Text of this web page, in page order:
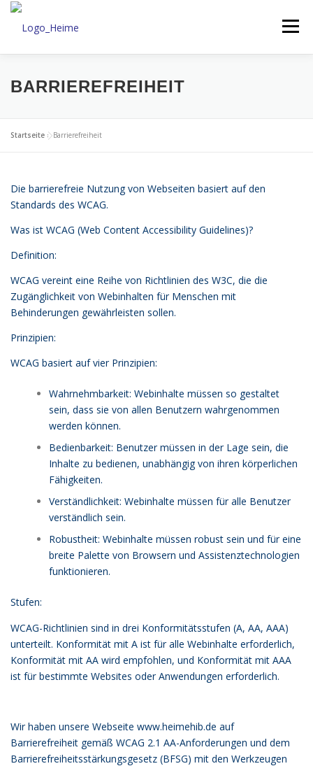
springen
Zum
Inhalt
Menü
UNTERNEHMEN LEISTUNGEN
INFORMATIONEN
BARRIEREFREIHEIT
Startseite »Barrierefreiheit
Die barrierefreie Nutzung von Webseiten basiert auf den
Standards des WCAG.
Was ist WCAG (Web Content Accessibility Guidelines)?
Definition:
WCAG vereint eine Reihe von Richtlinien des W3C, die die
Zugänglichkeit von Webinhalten für Menschen mit
Behinderungen gewährleisten sollen.
Prinzipien:
WCAG basiert auf vier Prinzipien:
Wahrnehmbarkeit: Webinhalte müssen so gestaltet
sein, dass sie von allen Benutzern wahrgenommen
werden können.
Bedienbarkeit: Benutzer müssen in der Lage sein, die
Inhalte zu bedienen, unabhängig von ihren körperlichen
Fähigkeiten.
Verständlichkeit: Webinhalte müssen für alle Benutzer
verständlich sein.
Robustheit: Webinhalte müssen robust sein und für eine
breite Palette von Browsern und Assistenztechnologien
funktionieren.
Stufen:
WCAG-Richtlinien sind in drei Konformitätsstufen (A, AA, AAA)
unterteilt. Konformität mit A ist für alle Webinhalte erforderlich,
Konformität mit AA wird empfohlen, und Konformität mit AAA
ist für bestimmte Websites oder Anwendungen erforderlich.
Wir haben unsere Webseite www.heimehib.de auf
Barrierefreiheit gemäß WCAG 2.1 AA-Anforderungen und dem
Barrierefreiheitsstärkungsgesetz (BFSG) mit den Werkzeugen